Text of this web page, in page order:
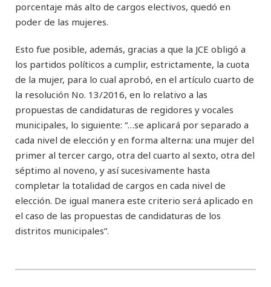
porcentaje más alto de cargos electivos, quedó en
poder de las mujeres.
Esto fue posible, además, gracias a que la JCE obligó a
los partidos políticos a cumplir, estrictamente, la cuota
de la mujer, para lo cual aprobó, en el artículo cuarto de
la resolución No. 13/2016, en lo relativo a las
propuestas de candidaturas de regidores y vocales
municipales, lo siguiente: “…se aplicará por separado a
cada nivel de elección y en forma alterna: una mujer del
primer al tercer cargo, otra del cuarto al sexto, otra del
séptimo al noveno, y así sucesivamente hasta
completar la totalidad de cargos en cada nivel de
elección. De igual manera este criterio será aplicado en
el caso de las propuestas de candidaturas de los
distritos municipales”.